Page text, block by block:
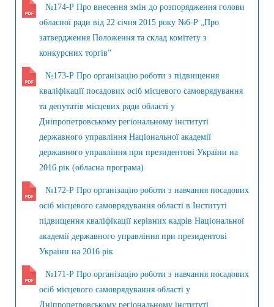
№174-Р Про внесення змін до розпорядження голови
обласної ради від 22 січня 2015 року №6-Р „Про
затвердження Положення та склад комітету з
конкурсних торгів”
№173-Р Про організацію роботи з підвищення
кваліфікації посадових осіб місцевого самоврядування
та депутатів місцевих ради області у
Дніпропетровському регіональному інституті
державного управління Національної академії
державного управління при президентові України на
2016 рік (обласна програма)
№172-Р Про організацію роботи з навчання посадових
осіб місцевого самоврядування області в Інституті
підвищення кваліфікації керівних кадрів Національної
академії державного управління при президентові
України на 2016 рік
№171-Р Про організацію роботи з навчання посадових
осіб місцевого самоврядування області у
Дніпропетровському регіональному інституті